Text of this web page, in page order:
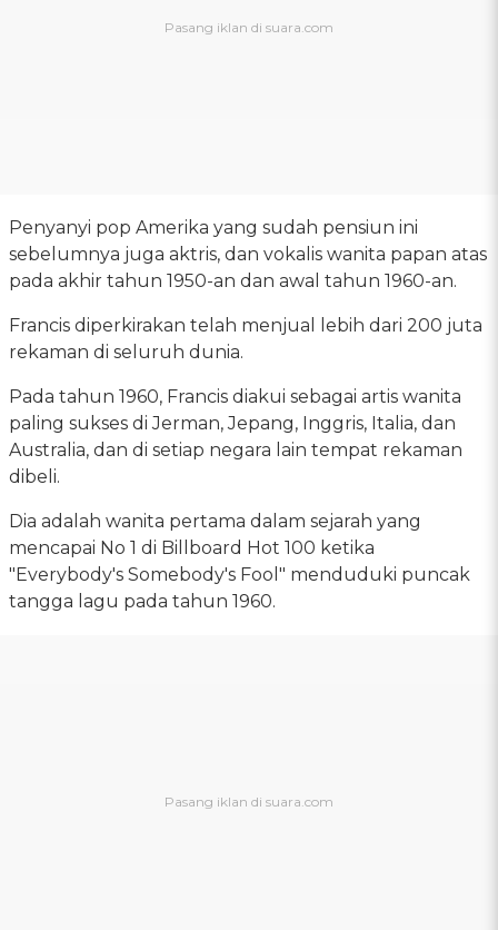
Penyanyi pop Amerika yang sudah pensiun ini
sebelumnya juga aktris, dan vokalis wanita papan atas
pada akhir tahun 1950-an dan awal tahun 1960-an.
Francis diperkirakan telah menjual lebih dari 200 juta
rekaman di seluruh dunia.
Pada tahun 1960, Francis diakui sebagai artis wanita
paling sukses di Jerman, Jepang, Inggris, Italia, dan
Australia, dan di setiap negara lain tempat rekaman
dibeli.
Dia adalah wanita pertama dalam sejarah yang
mencapai No 1 di Billboard Hot 100 ketika
"Everybody's Somebody's Fool" menduduki puncak
tangga lagu pada tahun 1960.